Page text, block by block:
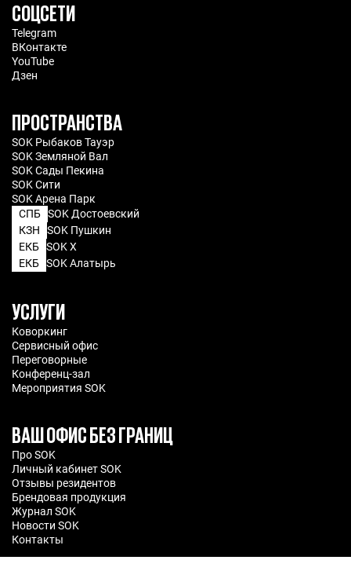
СОЦСЕТИ
Telegram
ВКонтакте
YouTube
Дзен
ПРОСТРАНСТВА
SOK Рыбаков Тауэр
SOK Земляной Вал
SOK Сады Пекина
SOK Сити
SOK Арена Парк
СПБ SOK Достоевский
КЗН
SOK Пушкин
ЕКБ SOK X
ЕКБ SOK Алатырь
УСЛУГИ
Коворкинг
Сервисный офис
Переговорные
Конференц-зал
Мероприятия SOK
ВАШ ОФИС БЕЗ ГРАНИЦ
Про SOK
Личный кабинет SOK
Отзывы резидентов
Брендовая продукция
Журнал SOK
Новости SOK
Контакты